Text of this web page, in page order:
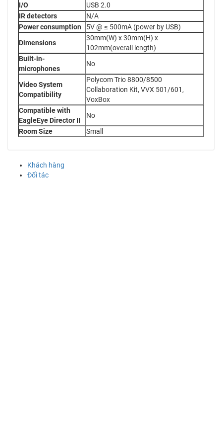
I/O
USB 2.0
IR detectors
N/A
Power consumption
5V @ ≤ 500mA (power by USB)
Dimensions
30mm(W) x 30mm(H) x
102mm(overall length)
Built-in-
microphones
No
Video System
Compatibility
Polycom Trio 8800/8500
Collaboration Kit, VVX 501/601,
VoxBox
Compatible with
EagleEye Director II
No
Room Size
Small
Khách hàng
Đối tác